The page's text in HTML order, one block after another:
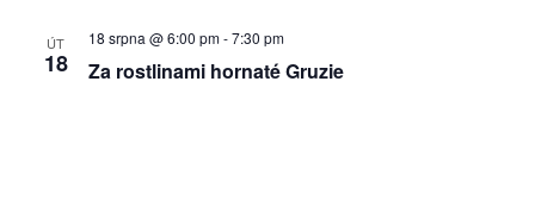
ÚT
18 Za rostlinami hornaté Gruzie
18 srpna @ 6:00 pm-7:30 pm